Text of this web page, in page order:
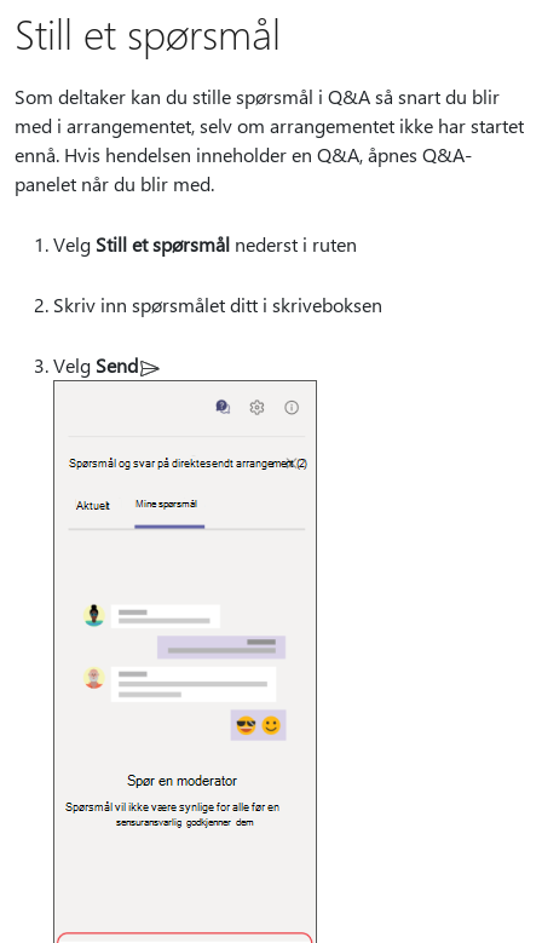
Still et spørsmål
Som deltaker kan du stille spørsmål i Q&A så snart du blir
med i arrangementet, selv om arrangementet ikke har startet
ennå. Hvis hendelsen inneholder en Q&A, åpnes Q&A-
panelet når du blir med.
Velg Still et spørsmål nederst i ruten
Skriv inn spørsmålet ditt i skriveboksen
Velg Send